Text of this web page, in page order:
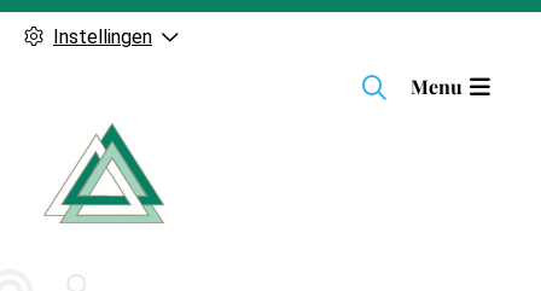
Instellingen
H
Menu